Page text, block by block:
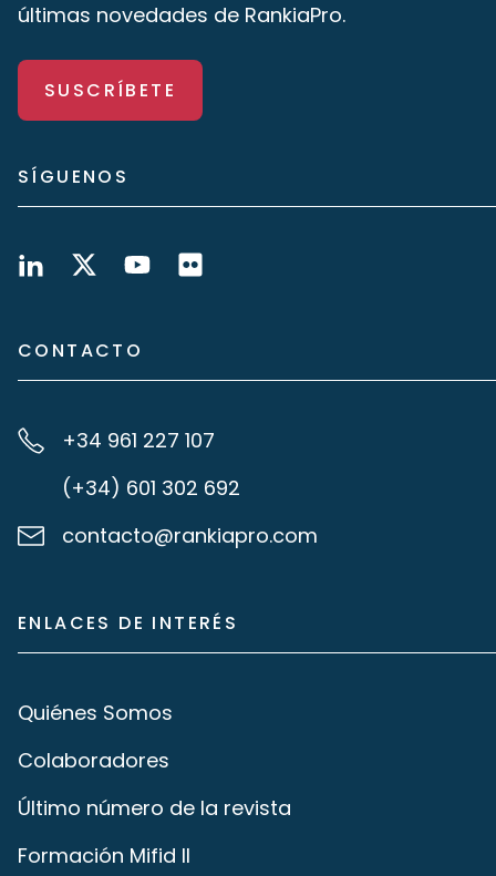
últimas novedades de RankiaPro.
SUSCRÍBETE
SÍGUENOS
CONTACTO
+34 961 227 107
(+34) 601 302 692
contacto@rankiapro.com
ENLACES DE INTERÉS
Quiénes Somos
Colaboradores
Último número de la revista
Formación Mifid II